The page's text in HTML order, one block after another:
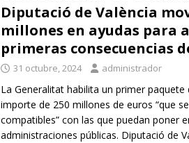
Diputació de València
millones en ayudas para
primeras consecuencias
31 octubre, 2024 administrador
La Generalitat habilita un primer paquete
importe de 250 millones de euros “que
compatibles” con las que puedan poner
administraciones públicas. Diputació de